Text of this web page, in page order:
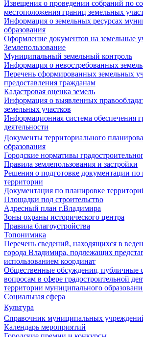
Извещения о проведении собраний по
местоположения границ земельных
Информация о земельных ресурсах
образования
Оформление документов на земельные
Землепользование
Муниципальный земельный контроль
Информация о невостребованных
Перечень сформированных земельных
предоставления гражданам
Кадастровая оценка земель
Информация о выявленных
земельных участков
Информационная система обеспечения
деятельности
Документы территориального
образования
Городские нормативы
Правила землепользования и застройки
Решения о подготовке документации по
территории
Документация по планировке
Площадки под строительство
Адресный план г.Владимира
Зоны охраны исторического центра
Правила благоустройства
Топонимика
Перечень сведений, находящихся в
города Владимира, подлежащих
использованием координат
Общественные обсуждения, публичные
вопросам в сфере градостроительной
территории муниципального
Социальная сфера
Культура
Справочник муниципальных
Календарь мероприятий